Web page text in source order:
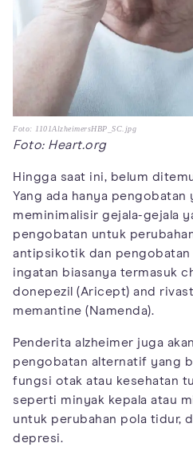
Foto: 1101AlzheimersHBP_SC.jpg
Foto: Heart.org
Hingga saat ini, belum
Yang ada hanya pengobatan
meminimalisir gejala-gejala
pengobatan untuk
antipsikotik dan pengobatan
ingatan biasanya termasuk
donepezil (Aricept) and
memantine (Namenda).
Penderita alzheimer juga
pengobatan alternatif yang
fungsi otak atau kesehatan
seperti minyak kepala atau
untuk perubahan pola tidur,
depresi.